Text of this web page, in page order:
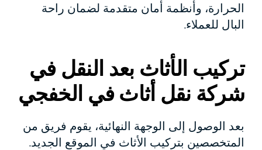
الحرارة، وأنظمة أمان متقدمة لضمان راحة
البال للعملاء.
تركيب الأثاث بعد النقل في
شركة نقل أثاث في الخفجي
بعد الوصول إلى الوجهة النهائية، يقوم فريق من
المتخصصين بتركيب الأثاث في الموقع الجديد.